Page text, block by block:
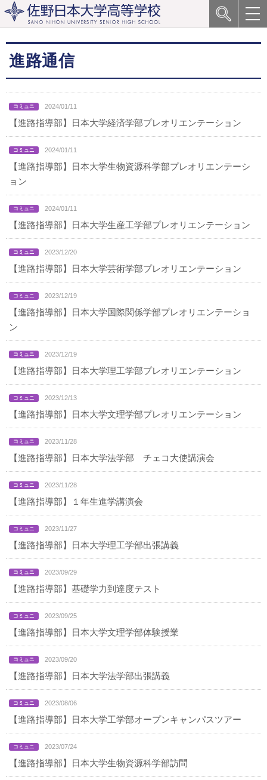
進路通信
2024/01/11
【進路指導部】日本大学経済学部プレオリエンテーション
2024/01/11
【進路指導部】日本大学生物資源科学部プレオリエンテーシ
ョン
2024/01/11
【進路指導部】日本大学生産工学部プレオリエンテーション
2023/12/20
【進路指導部】日本大学芸術学部プレオリエンテーション
2023/12/19
【進路指導部】日本大学国際関係学部プレオリエンテーショ
ン
2023/12/19
【進路指導部】日本大学理工学部プレオリエンテーション
2023/12/13
【進路指導部】日本大学文理学部プレオリエンテーション
2023/11/28
【進路指導部】日本大学法学部 チェコ大使講演会
2023/11/28
【進路指導部】１年生進学講演会
2023/11/27
【進路指導部】日本大学理工学部出張講義
2023/09/29
【進路指導部】基礎学力到達度テスト
2023/09/25
【進路指導部】日本大学文理学部体験授業
2023/09/20
【進路指導部】日本大学法学部出張講義
2023/08/06
【進路指導部】日本大学工学部オープンキャンパスツアー
2023/07/24
【進路指導部】日本大学生物資源科学部訪問